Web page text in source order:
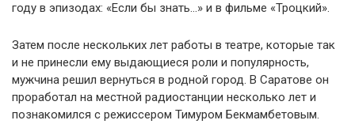
году в эпизодах: «Если бы знать…» и в фильме «Троцкий».
Затем после нескольких лет работы в театре, которые так
и не принесли ему выдающиеся роли и популярность,
мужчина решил вернуться в родной город. В Саратове он
проработал на местной радиостанции несколько лет и
познакомился с режиссером Тимуром Бекмамбетовым.